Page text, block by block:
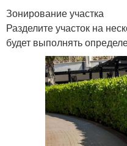
Зонирование участка
Разделите участок на
будет выполнять